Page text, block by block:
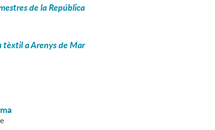
de la República
tèxtil a Arenys de Mar